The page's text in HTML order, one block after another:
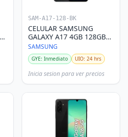
SAM-A17-128-BK
CELULAR SAMSUNG
GALAXY A17 4GB 128GB
DS NEGRO
SAMSUNG
GYE: Inmediato UIO: 24 hrs
Inicia sesion para ver precios